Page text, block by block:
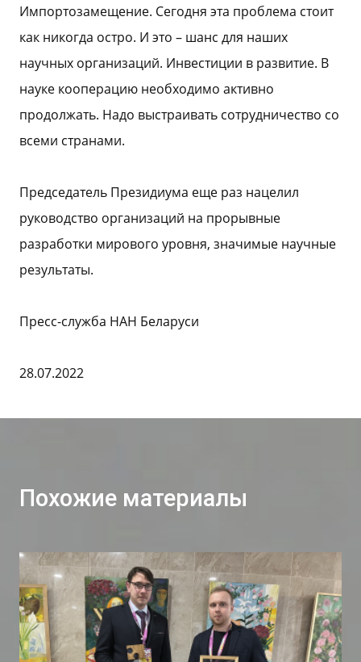
Импортозамещение. Сегодня эта проблема стоит
как никогда остро. И это – шанс для наших
научных организаций. Инвестиции в развитие. В
науке кооперацию необходимо активно
продолжать. Надо выстраивать сотрудничество со
всеми странами.
Председатель Президиума еще раз нацелил
руководство организаций на прорывные
разработки мирового уровня, значимые научные
результаты.
Пресс-служба НАН Беларуси
28.07.2022
Похожие материалы